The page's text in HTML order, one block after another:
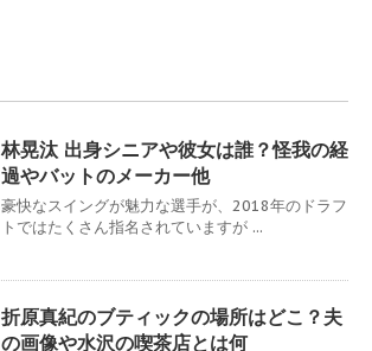
林晃汰 出身シニアや彼女は誰？怪我の経
過やバットのメーカー他
豪快なスイングが魅力な選手が、2018年のドラフ
トではたくさん指名されていますが ...
折原真紀のブティックの場所はどこ？夫
の画像や水沢の喫茶店とは何